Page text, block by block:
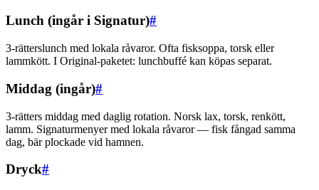
Lunch (ingår i Signatur)#
3-rätterslunch med lokala råvaror. Ofta fisksoppa, torsk eller
lammkött. I Original-paketet: lunchbuffé kan köpas separat.
Middag (ingår)#
3-rätters middag med daglig rotation. Norsk lax, torsk, renkött,
lamm. Signaturmenyer med lokala råvaror — fisk fångad samma
dag, bär plockade vid hamnen.
Dryck#